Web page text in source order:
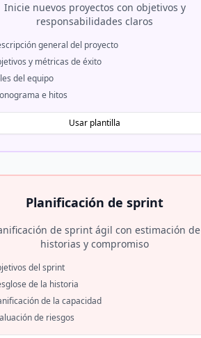
Inicie nuevos proyectos con objetivos y
responsabilidades claros
general del proyecto
y métricas de éxito
del equipo
e hitos
Usar plantilla
Planificación de sprint
de sprint ágil con estimación de
historias y compromiso
del sprint
de la historia
de la capacidad
de riesgos